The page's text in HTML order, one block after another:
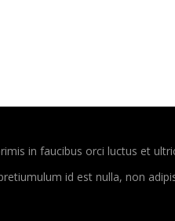
in faucibus orci luctus et
id est nulla, non